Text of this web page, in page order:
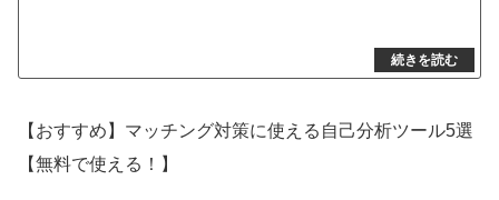
【おすすめ】マッチング対策に使える自己分析ツール5選
【無料で使える！】